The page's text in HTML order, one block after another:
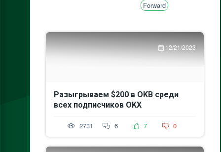
Forward
12/21/2023
Разыгрываем $200 в OKB среди
всех подписчиков OKX
2731 6 7 0